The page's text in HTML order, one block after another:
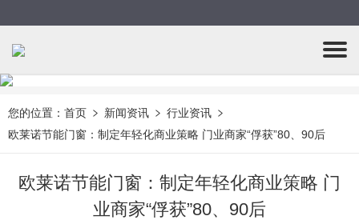
您的位置： 首页 新闻资讯
行业资讯
欧莱诺节能门窗：制定年轻化商业策略 门业商家“俘获”80、90后
欧莱诺节能门窗：制定年轻化商业策略 门
业商家“俘获”80、90后